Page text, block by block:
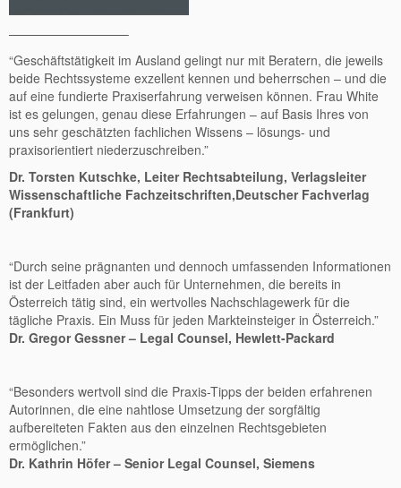
—————————–
“Geschäftstätigkeit im Ausland gelingt nur mit Beratern, die jeweils
beide Rechtssysteme exzellent kennen und beherrschen – und die
auf eine fundierte Praxiserfahrung verweisen können. Frau White
ist es gelungen, genau diese Erfahrungen – auf Basis Ihres von
uns sehr geschätzten fachlichen Wissens – lösungs- und
praxisorientiert niederzuschreiben.”
Dr. Torsten Kutschke, Leiter Rechtsabteilung, Verlagsleiter
Wissenschaftliche Fachzeitschriften,Deutscher Fachverlag
(Frankfurt)
“Durch seine prägnanten und dennoch umfassenden Informationen
ist der Leitfaden aber auch für Unternehmen, die bereits in
Österreich tätig sind, ein wertvolles Nachschlagewerk für die
tägliche Praxis. Ein Muss für jeden Markteinsteiger in Österreich.”
Dr. Gregor Gessner – Legal Counsel, Hewlett-Packard
“Besonders wertvoll sind die Praxis-Tipps der beiden erfahrenen
Autorinnen, die eine nahtlose Umsetzung der sorgfältig
aufbereiteten Fakten aus den einzelnen Rechtsgebieten
ermöglichen.”
Dr. Kathrin Höfer – Senior Legal Counsel, Siemens